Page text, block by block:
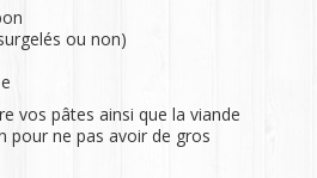
ou non)
vos pâtes ainsi que la viande
pour ne pas avoir de gros